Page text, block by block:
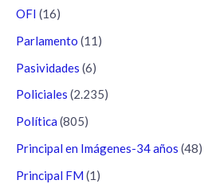
OFI (16)
Parlamento (11)
Pasividades (6)
Policiales (2.235)
Política (805)
Principal en Imágenes-34 años (48)
Principal FM (1)